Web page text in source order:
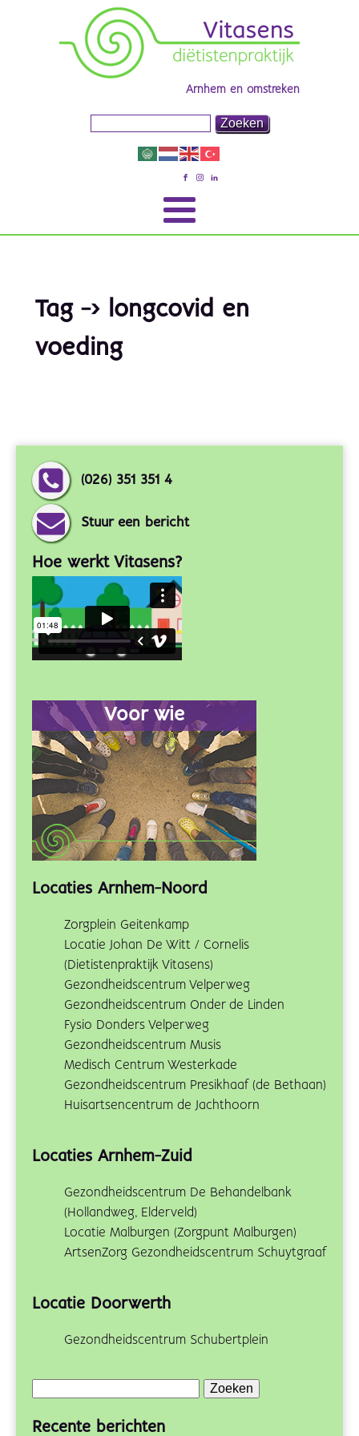
Arnhem en omstreken
Tag -> longcovid en
voeding
(026) 351 351 4
Stuur een bericht
Hoe werkt Vitasens?
Voor wie
Locaties Arnhem-Noord
Zorgplein Geitenkamp
Locatie Johan De Witt / Cornelis
(Dietistenpraktijk Vitasens)
Gezondheidscentrum Velperweg
Gezondheidscentrum Onder de Linden
Fysio Donders Velperweg
Gezondheidscentrum Musis
Medisch Centrum Westerkade
Gezondheidscentrum Presikhaaf (de Bethaan)
Huisartsencentrum de Jachthoorn
Locaties Arnhem-Zuid
Gezondheidscentrum De Behandelbank
(Hollandweg, Elderveld)
Locatie Malburgen (Zorgpunt Malburgen)
ArtsenZorg Gezondheidscentrum Schuytgraaf
Locatie Doorwerth
Gezondheidscentrum Schubertplein
Recente berichten